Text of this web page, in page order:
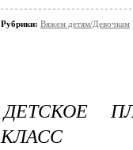
Рубрики: Вяжем детям/Девочкам
ДЕТСКОЕ
КЛАСС